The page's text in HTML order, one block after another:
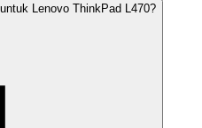
Lenovo ThinkPad L470?